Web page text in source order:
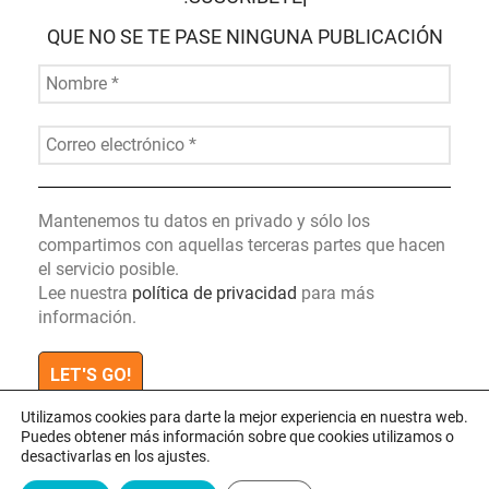
QUE NO SE TE PASE NINGUNA PUBLICACIÓN
Mantenemos tu datos en privado y sólo los
compartimos con aquellas terceras partes que hacen
el servicio posible.
Lee nuestra política de privacidad para más
información.
Utilizamos cookies para darte la mejor experiencia en nuestra web.
Puedes obtener más información sobre que cookies utilizamos o
desactivarlas en los ajustes.